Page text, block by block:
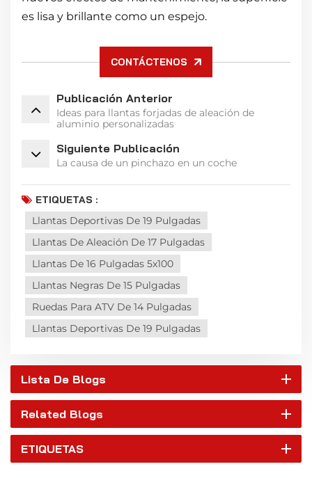
es lisa y brillante como un espejo.
CONTÁCTENOS
Publicación Anterior
Ideas para llantas forjadas de aleación de
aluminio personalizadas
Siguiente Publicación
La causa de un pinchazo en un coche
ETIQUETAS :
Llantas Deportivas De 19 Pulgadas
Llantas De Aleación De 17 Pulgadas
Llantas De 16 Pulgadas 5x100
Llantas Negras De 15 Pulgadas
Ruedas Para ATV De 14 Pulgadas
Llantas Deportivas De 19 Pulgadas
Lista De Blogs
Related Blogs
ETIQUETAS